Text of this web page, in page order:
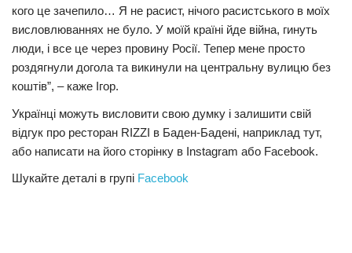
кого це зачепило… Я не расист, нічого расистського в моїх
висловлюваннях не було. У моїй країні йде війна, гинуть
люди, і все це через провину Росії. Тепер мене просто
роздягнули догола та викинули на центральну вулицю без
коштів”, – каже Ігор.
Українці можуть висловити свою думку і залишити свій
відгук про ресторан RIZZI в Баден-Бадені, наприклад тут,
або написати на його сторінку в Instagram або Facebook.
Шукайте деталі в групі Facebook